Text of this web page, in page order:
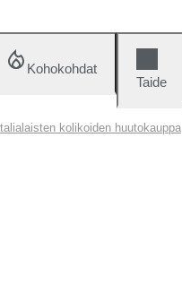
Kohokohdat
Taide
Italialaisten kolikoiden huutokauppa